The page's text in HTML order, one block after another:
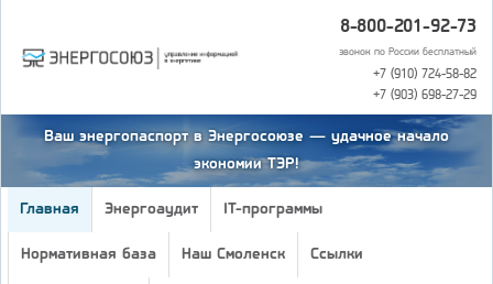
8-800-201-92-73
звонок по России бесплатный
+7 (910) 724-58-82
+7 (903) 698-27-29
Ваш энергопаспорт в Энергосоюзе — удачное начало
экономии ТЭР!
Главная Энергоаудит IT-программы
Нормативная база Наш Смоленск Ссылки